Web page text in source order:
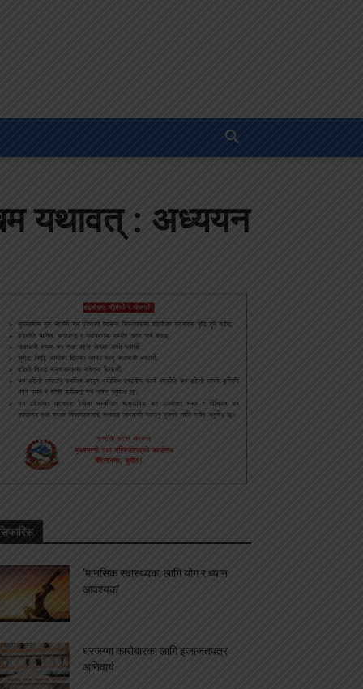
यथावत् : अध्ययन
‘मानसिक स्वास्थ्यका लागि योग र ध्यान
आवश्यक’
घरजग्गा कारोबारका लागि इजाजतपत्र
अनिवार्य